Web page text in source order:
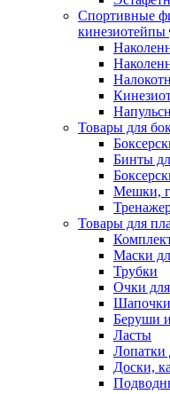
Спортивные
кинезиотейпы
Товары для
Бинты
Мешки,
Товары для
Маски
Трубки
Очки
Шапочки
Беруши
Ласты
Лопатки
Доски,